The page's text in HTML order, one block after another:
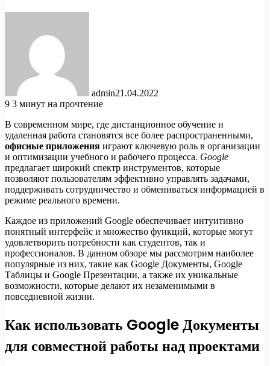
admin21.04.2022
9 3 минут на прочтение
В современном мире, где дистанционное обучение и
удаленная работа становятся все более распространенными,
офисные приложения играют ключевую роль в организации
и оптимизации учебного и рабочего процесса. Google
предлагает широкий спектр инструментов, которые
позволяют пользователям эффективно управлять задачами,
поддерживать сотрудничество и обмениваться информацией в
режиме реального времени.
Каждое из приложений Google обеспечивает интуитивно
понятный интерфейс и множество функций, которые могут
удовлетворить потребности как студентов, так и
профессионалов. В данном обзоре мы рассмотрим наиболее
популярные из них, такие как Google Документы, Google
Таблицы и Google Презентации, а также их уникальные
возможности, которые делают их незаменимыми в
повседневной жизни.
Как использовать Google Документы
для совместной работы над проектами